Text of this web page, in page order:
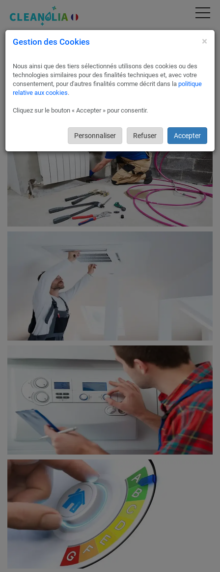
Installation de systèmes de climatisation et
Pour toute installation de systèmes de climatisation ou de
chauffage, contactez Cleanolia France, notre réseau d’experts
chauffagistes à Paris 7 vous accompagne et vous propose les
Gestion des Cookies ×
Nous ainsi que des tiers sélectionnés utilisons des cookies ou des
technologies similaires pour des finalités techniques et, avec votre
consentement, pour d'autres finalités comme décrit dans la politique
relative aux cookies.
Cliquez sur le bouton « Accepter » pour consentir.
Personnaliser Refuser Accepter